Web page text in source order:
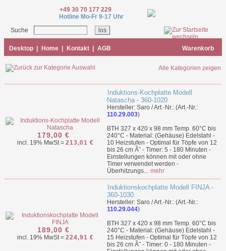
+49 30 70 177 229
Hotline Mo-Fr 9-17 Uhr
Suche
Desktop Home Kontakt AGB Warenkorb
Alle Kategorien zeigen
179,00 €
incl. 19% MwSt = 213,01 €
Induktions-Kochplatte Modell
Natascha - 360-1020
Hersteller: Saro / Art.-Nr.: (Art.-Nr.:
110.29.003)
BTH 327 x 420 x 98 mm Temp. 60°C bis
240°C - Material: (Gehäuse) Edelstahl -
10 Heizstufen - Optimal für Töpfe von 12
bis 26 cm Ã˜ - Timer: 5 - 180 Minuten -
Einstellungen können mit oder ohne
Timer verwendet werden -
Überhitzungs... mehr
189,00 €
incl. 19% MwSt = 224,91 €
Induktionskochplatte Modell FINJA -
360-1030
Hersteller: Saro / Art.-Nr.: (Art.-Nr.:
110.29.044)
BTH 327 x 420 x 98 mm Temp. 60°C bis
240°C - Material: (Gehäuse) Edelstahl -
15 Heizstufen - Optimal für Töpfe von 12
bis 26 cm Ã˜ - Timer: 0 - 180 Minuten -